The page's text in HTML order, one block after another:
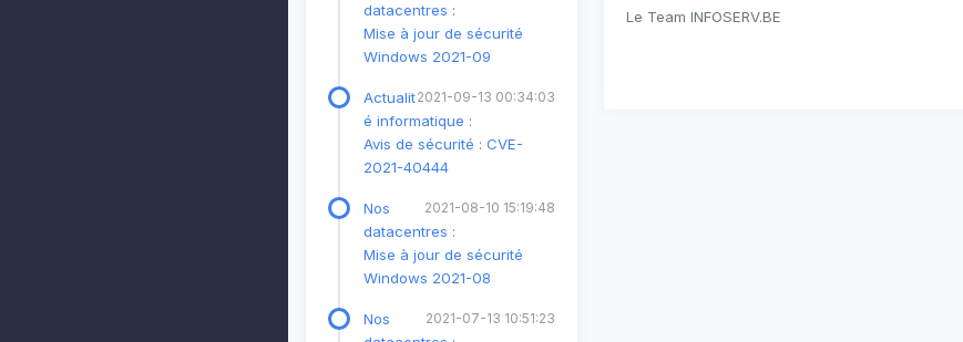
datacentres :
Mise à jour de sécurité
Windows 2021-09
2021-09-13 00:34:03
Actualit
é informatique :
Avis de sécurité : CVE-
2021-40444
2021-08-10 15:19:48
Nos
datacentres :
Mise à jour de sécurité
Windows 2021-08
2021-07-13 10:51:23
Nos
Le Team INFOSERV.BE